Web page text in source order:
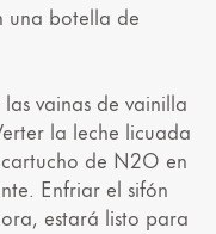
una botella de
vainas de vainilla
la leche licuada
de N2O en
Enfriar el sifón
estará listo para